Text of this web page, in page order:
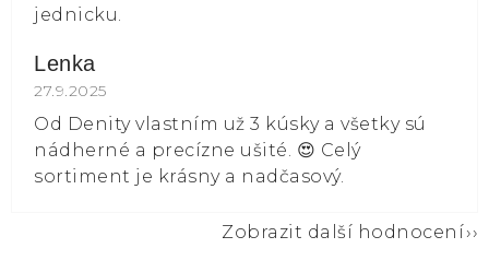
jednicku.
Lenka
Hodnocení obchodu je 5 z 5 hvězdiček.
27.9.2025
Od Denity vlastním už 3 kúsky a všetky sú
nádherné a precízne ušité. 😍 Celý
sortiment je krásny a nadčasový.
Zobrazit další hodnocení